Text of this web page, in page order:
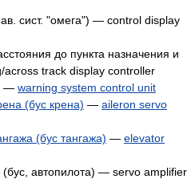
сист. "омега") — control display
до пункта назначения и
across track display controller
— warning system control unit
(бус крена) — aileron servo
(бус тангажа) — elevator
(бус, автопилота) — servo amplifier